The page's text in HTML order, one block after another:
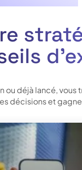
ou déjà lancé, vous
décisions et